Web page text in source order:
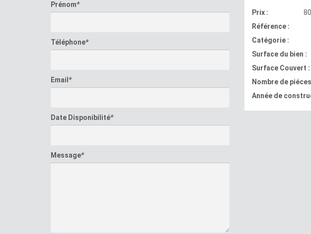
Prénom*
Téléphone*
Email *
Date Disponibilité*
Message*
Prix :
Référence :
Catégorie :
Surface du bien :
Surface Couvert :
Nombre de
Année de